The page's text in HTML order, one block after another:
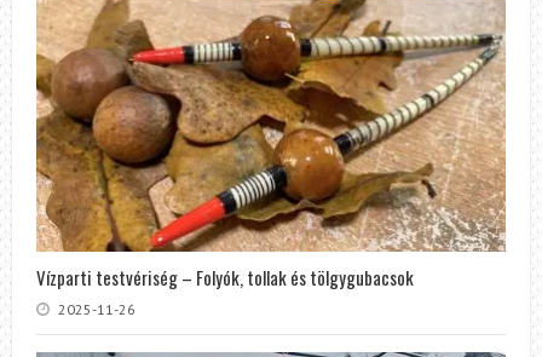
Vízparti testvériség – Folyók, tollak és tölgygubacsok
2025-11-26